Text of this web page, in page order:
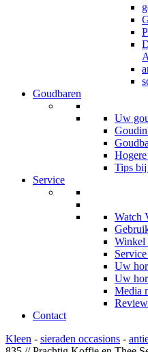
Goudbaren
Uw
Tips
Service
Watch
Winkel
Uw
Uw
Media
Contact
Kleen - sieraden occasions -